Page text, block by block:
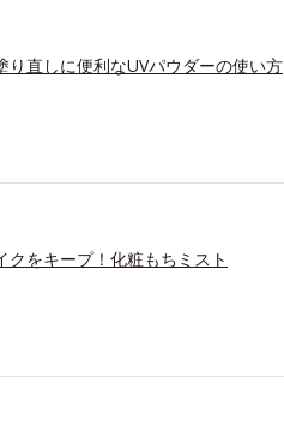
り直しに便利なUVパウダーの使い方
クをキープ！化粧もちミスト